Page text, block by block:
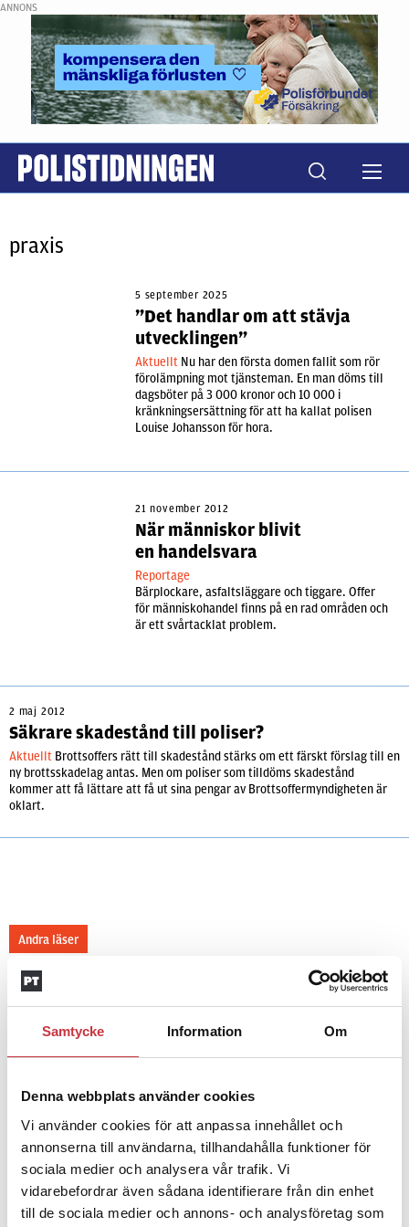
Samtycke Information Om
Denna webbplats använder cookies
Vi använder cookies för att anpassa innehållet och
annonserna till användarna, tillhandahålla funktioner för
sociala medier och analysera vår trafik. Vi
vidarebefordrar även sådana identifierare från din enhet
till de sociala medier och annons- och analysföretag som
ANNONS
praxis
5 september 2025
”Det handlar om att stävja
utvecklingen”
Aktuellt Nu har den första domen fallit som rör
förolämpning mot tjänsteman. En man döms till
dagsböter på 3 000 kronor och 10 000 i
kränkningsersättning för att ha kallat polisen
Louise Johansson för hora.
21 november 2012
När människor blivit
en handelsvara
Reportage
Bärplockare, asfaltsläggare och tiggare. Offer
för människohandel finns på en rad områden och
är ett svårtacklat problem.
2 maj 2012
Säkrare skadestånd till poliser?
Aktuellt Brottsoffers rätt till skadestånd stärks om ett färskt förslag till en
ny brottsskadelag antas. Men om poliser som tilldöms skadestånd
kommer att få lättare att få ut sina pengar av Brottsoffermyndigheten är
oklart.
Andra läser
Klart: Ingångslönen höjs med 2 300
4 juni 2026
polisaspiranter underkänns på
godtyckliga grunder
1 juni 2026